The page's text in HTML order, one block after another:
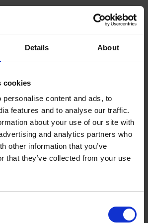
Details About
cookies
personalise content and ads, to
features and to analyse our traffic.
about your use of our site with
and analytics partners who
other information that you’ve
that they’ve collected from your use
och Kemets exklusiva
Till skillnad från många
läppnings fabrikat har vi
om hening, läppning och
hening eller vill diskutera hening